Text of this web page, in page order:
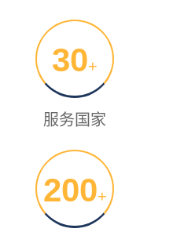
30+
服务国家
200+